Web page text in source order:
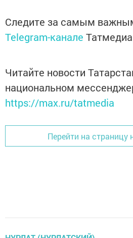
Следите за самым
Telegram-канале Татмедиа
Читайте новости
национальном
https://max.ru/tatmedia
Перейти на страницу